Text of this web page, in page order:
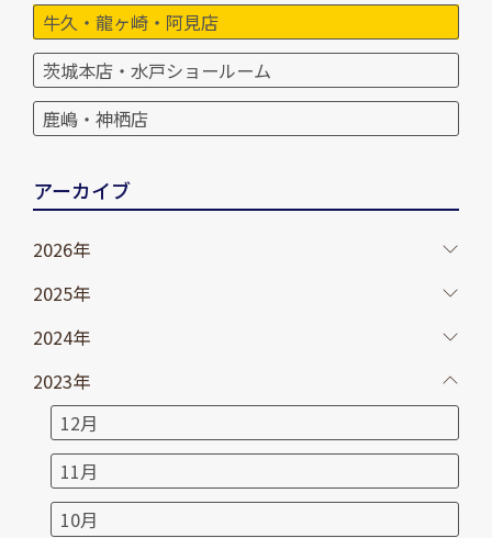
牛久・龍ヶ崎・阿見店
茨城本店・水戸ショールーム
鹿嶋・神栖店
アーカイブ
2026年
2025年
2024年
2023年
12月
11月
10月